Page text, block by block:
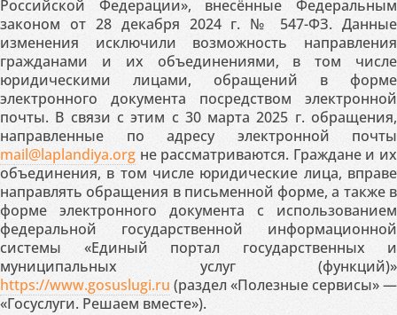
Российской Федерации», внесённые Федеральным
законом от 28 декабря 2024 г. № 547-ФЗ. Данные
изменения исключили возможность направления
гражданами и их объединениями, в том числе
юридическими лицами, обращений в форме
электронного документа посредством электронной
почты. В связи с этим с 30 марта 2025 г. обращения,
направленные по адресу электронной почты
mail@laplandiya.org не рассматриваются. Граждане и их
объединения, в том числе юридические лица, вправе
направлять обращения в письменной форме, а также в
форме электронного документа с использованием
федеральной государственной информационной
системы «Единый портал государственных и
муниципальных услуг (функций)»
https://www.gosuslugi.ru (раздел «Полезные сервисы» —
«Госуслуги. Решаем вместе»).